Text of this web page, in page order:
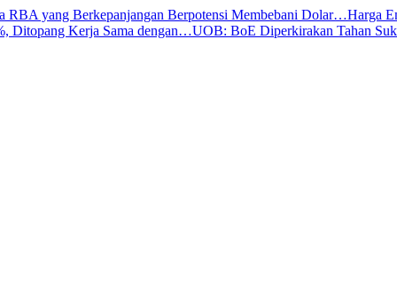
RBA yang Berkepanjangan Berpotensi Membebani Dolar…Harga
Ditopang Kerja Sama dengan…UOB: BoE Diperkirakan Tahan